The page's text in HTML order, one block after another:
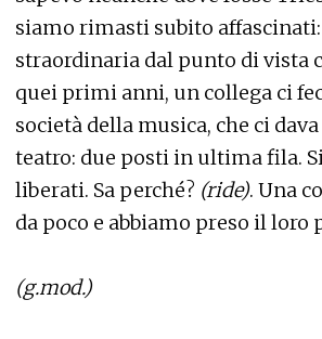
siamo rimasti subito
straordinaria dal punto di vista
quei primi anni, un collega ci
società della musica, che ci dava
teatro: due posti in ultima fila.
liberati. Sa perché? (ride). Una
da poco e abbiamo preso il loro
(g.mod.)